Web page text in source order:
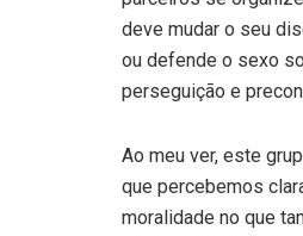
deve mudar o seu
ou defende o sexo
perseguição e
Ao meu ver, este
que percebemos
moralidade no que